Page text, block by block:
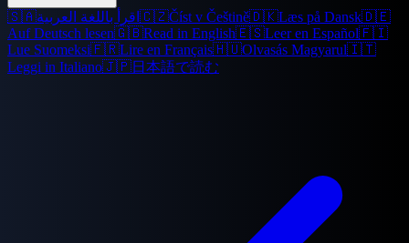
🇸🇦اقرأ باللغة العربية 🇨🇿Číst v Češtině🇩🇰Læs på Dansk🇩🇪
Auf Deutsch lesen🇬🇧Read in English🇪🇸Leer en Español🇫🇮
Lue Suomeksi🇫🇷Lire en Français🇭🇺Olvasás Magyarul🇮🇹
Leggi in Italiano🇯🇵日本語で読む